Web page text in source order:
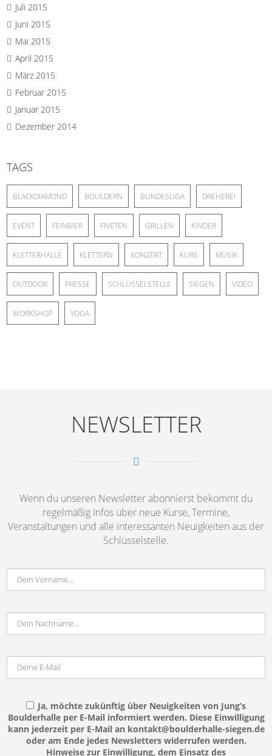
Juli 2015
Juni 2015
Mai 2015
April 2015
März 2015
Februar 2015
Januar 2015
Dezember 2014
TAGS
BLACKDIAMOND BOULDERN BUNDESLIGA DREHEREI
EVENT FEINBIER FIVETEN GRILLEN KINDER
KLETTERHALLE KLETTERN KONZERT KURS MUSIK
OUTDOOR PRESSE SCHLÜSSELSTELLE SIEGEN VIDEO
WORKSHOP YOGA
NEWSLETTER
Wenn du unseren Newsletter abonnierst bekommt du
regelmäßig Infos über neue Kurse, Termine,
Veranstaltungen und alle interessanten Neuigkeiten aus der
Schlüsselstelle.
Ja, möchte zukünftig über Neuigkeiten von Jung’s
Boulderhalle per E-Mail informiert werden. Diese Einwilligung
kann jederzeit per E-Mail an kontakt@boulderhalle-siegen.de
oder am Ende jedes Newsletters widerrufen werden.
Hinweise zur Einwilligung, dem Einsatz des